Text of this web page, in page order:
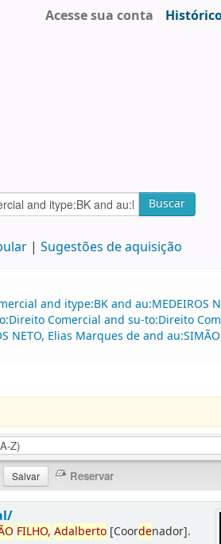
Acesse sua conta
Buscar
Sugestões de aquisição
and itype:BK and au:MEDEIROS
Comercial and su-to:Direito
Elias Marques de and
FILHO, Adalberto [Coordenador].